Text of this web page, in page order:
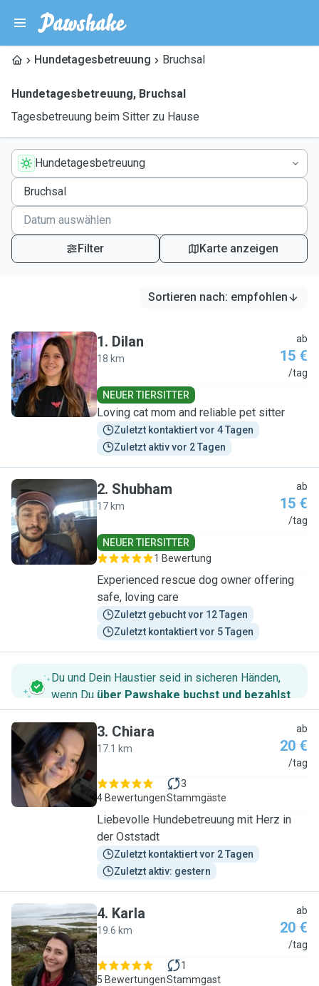
Hundetagesbetreuung Bruchsal
Hundetagesbetreuung, Bruchsal
Tagesbetreuung beim Sitter zu Hause
Hundetagesbetreuung
Filter Karte anzeigen
Sortieren nach: empfohlen
D
1. Dilan
18 km
ab
15 €
/tag
NEUER TIERSITTER
Loving cat mom and reliable pet sitter
Zuletzt kontaktiert vor 4 Tagen
Zuletzt aktiv vor 2 Tagen
S
2. Shubham
17 km
ab
15 €
/tag
NEUER TIERSITTER
1 Bewertung
Experienced rescue dog owner offering
safe, loving care
Zuletzt gebucht vor 12 Tagen
Zuletzt kontaktiert vor 5 Tagen
Du und Dein Haustier seid in sicheren Händen,
wenn Du über Pawshake buchst und bezahlst.
C
3. Chiara
17.1 km
ab
20 €
/tag
4 Bewertungen
3
Stammgäste
Liebevolle Hundebetreuung mit Herz in
der Oststadt
Zuletzt kontaktiert vor 2 Tagen
Zuletzt aktiv: gestern
K
4. Karla
19.6 km
ab
20 €
/tag
5 Bewertungen
1
Stammgast